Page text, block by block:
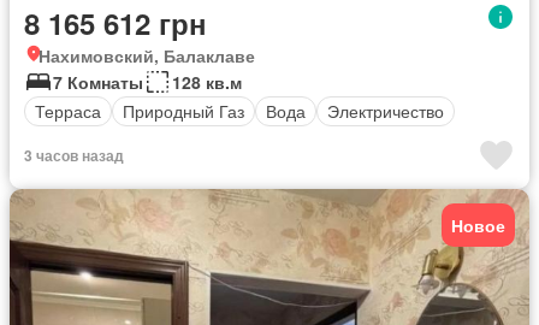
8 165 612 грн
Нахимовский, Балаклаве
7 Комнаты
128 кв.м
Терраса
Природный Газ Вода Электричество
3 часов назад
Новое